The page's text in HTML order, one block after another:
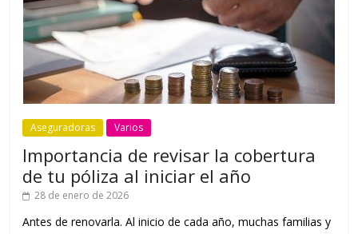
Aseguradoras Varios
Importancia de revisar la cobertura
de tu póliza al iniciar el año
28 de enero de 2026
Antes de renovarla. Al inicio de cada año, muchas familias y